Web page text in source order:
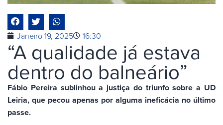
Janeiro 19, 2025 16:30
“A qualidade já estava
dentro do balneário”
Fábio Pereira sublinhou a justiça do triunfo sobre a UD
Leiria, que pecou apenas por alguma ineficácia no último
passe.